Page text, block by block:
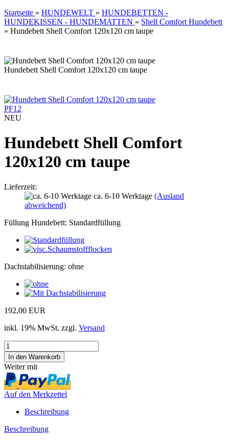
Startseite » HUNDEWELT » HUNDEBETTEN -
HUNDEKISSEN - HUNDEMATTEN » Shell Comfort Hundebett
» Hundebett Shell Comfort 120x120 cm taupe
Hundebett Shell Comfort 120x120 cm taupe
PF12
NEU
Hundebett Shell Comfort
120x120 cm taupe
Lieferzeit:
ca. 6-10 Werktage (Ausland
abweichend)
Füllung Hundebett: Standardfüllung
Dachstabilisierung: ohne
192,00 EUR
inkl. 19% MwSt. zzgl. Versand
Weiter mit
Auf den Merkzettel
Beschreibung
Beschreibung